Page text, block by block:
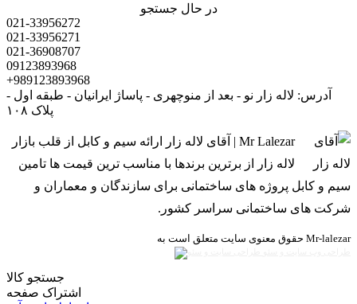
در حال جستجو
021-33956272
021-33956271
021-36908707
09123893968
+989123893968
آدرس: لاله زار نو - بعد از منوچهری - پاساژ ایرانیان - طبقه اول -
پلاک ۱۰۸
Mr Lalezar | آقای لاله زار ارائه سیم و کابل از قلب بازار
لاله زار از برترین برندها با مناسب ترین قیمت ها تامین
سیم و کابل پروژه های ساختمانی برای سازندگان و معماران و
شرکت های ساختمانی سراسر کشور.
حقوق معنوی سایت متعلق است به Mr-lalezar
جستجو کالا
اشتراک صفحه